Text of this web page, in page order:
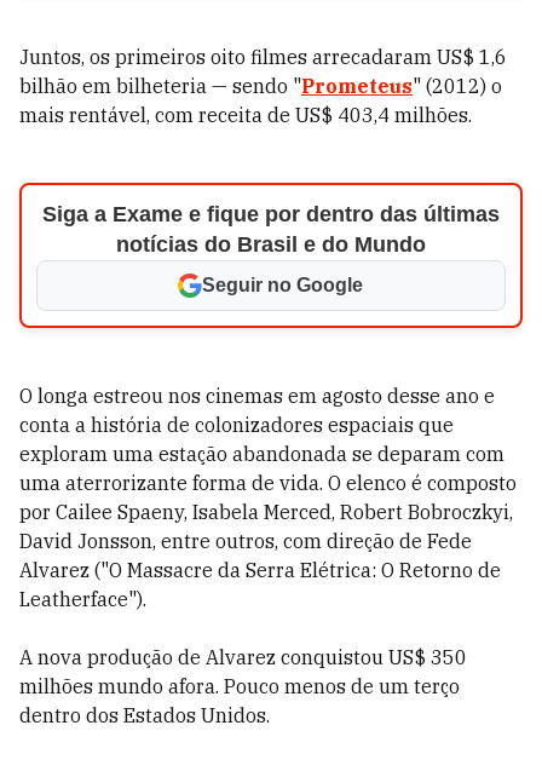
Juntos, os primeiros oito filmes arrecadaram US$ 1,6
bilhão em bilheteria — sendo "Prometeus" (2012) o
mais rentável, com receita de US$ 403,4 milhões.
Siga a Exame e fique por dentro das últimas
notícias do Brasil e do Mundo
Seguir no Google
O longa estreou nos cinemas em agosto desse ano e
conta a história de colonizadores espaciais que
exploram uma estação abandonada se deparam com
uma aterrorizante forma de vida. O elenco é composto
por Cailee Spaeny, Isabela Merced, Robert Bobroczkyi,
David Jonsson, entre outros, com direção de Fede
Alvarez ("O Massacre da Serra Elétrica: O Retorno de
Leatherface").
A nova produção de Alvarez conquistou US$ 350
milhões mundo afora. Pouco menos de um terço
dentro dos Estados Unidos.